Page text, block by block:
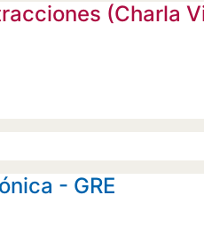
(Charla
- GRE